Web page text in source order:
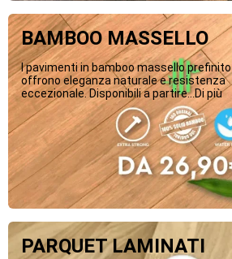
BAMBOO MASSELLO
I pavimenti in bamboo massello prefinito
offrono eleganza naturale e resistenza
eccezionale. Disponibili a partire...Di più
PARQUET LAMINATI